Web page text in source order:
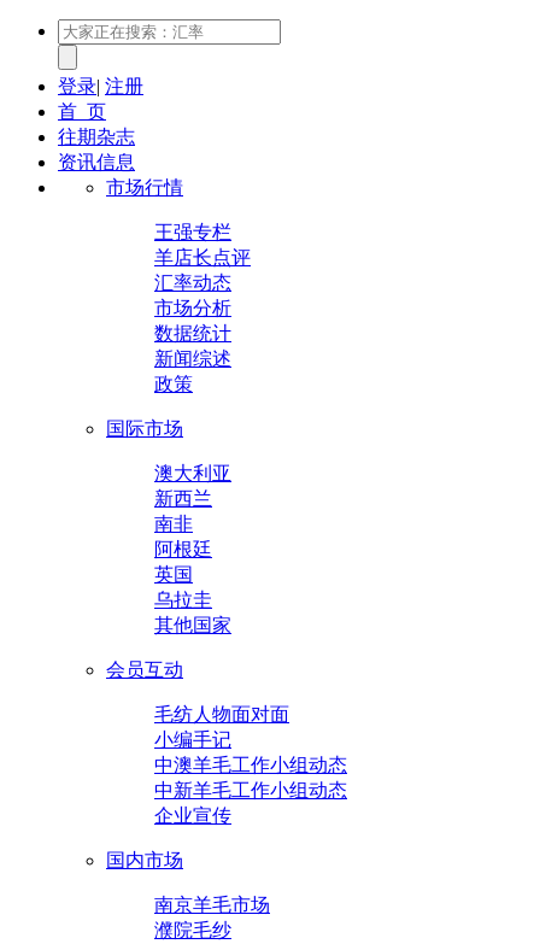
登录| 注册
首 页
往期杂志
资讯信息
市场行情
王强专栏
羊店长点评
汇率动态
市场分析
数据统计
新闻综述
政策
国际市场
澳大利亚
新西兰
南非
阿根廷
英国
乌拉圭
其他国家
会员互动
毛纺人物面对面
小编手记
中澳羊毛工作小组动态
中新羊毛工作小组动态
企业宣传
国内市场
南京羊毛市场
濮院毛纱